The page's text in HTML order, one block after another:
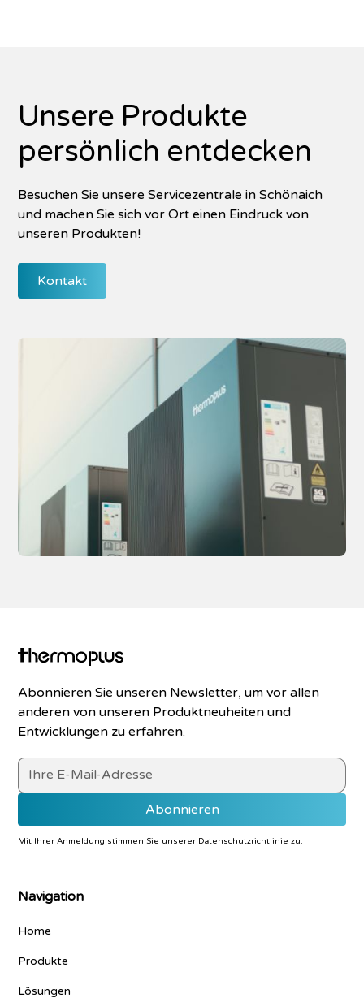
Unsere Produkte
persönlich entdecken
Besuchen Sie unsere Servicezentrale in Schönaich
und machen Sie sich vor Ort einen Eindruck von
unseren Produkten!
Kontakt
Abonnieren Sie unseren Newsletter, um vor allen
anderen von unseren Produktneuheiten und
Entwicklungen zu erfahren.
Mit Ihrer Anmeldung stimmen Sie unserer Datenschutzrichtlinie zu.
Navigation
Home
Produkte
Lösungen